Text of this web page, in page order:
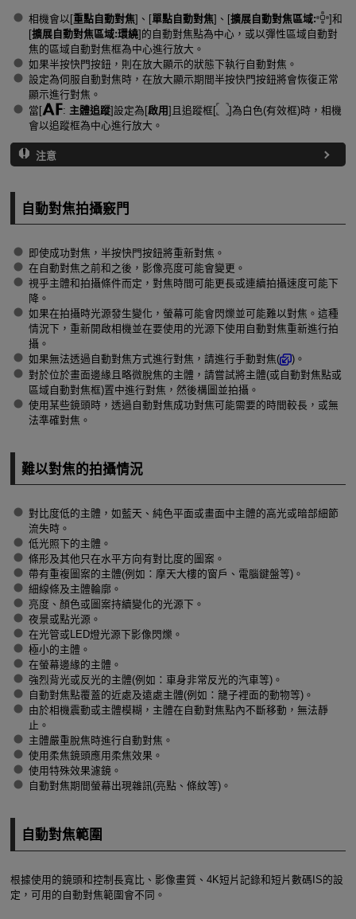
相機會以[重點自動對焦]、[單點自動對焦]、[擴展自動對焦區域:
]和
[擴展自動對焦區域:環繞]的自動對焦點為中心，或以彈性區域自動對
焦的區域自動對焦框為中心進行放大。
如果半按快門按鈕，則在放大顯示的狀態下執行自動對焦。
設定為伺服自動對焦時，在放大顯示期間半按快門按鈕將會恢復正常
顯示進行對焦。
當[
: 主體追蹤]設定為[啟用]且追蹤框[
]為白色(有效框)時，相機
會以追蹤框為中心進行放大。
注意
自動對焦拍攝竅門
即使成功對焦，半按快門按鈕將重新對焦。
在自動對焦之前和之後，影像亮度可能會變更。
視乎主體和拍攝條件而定，對焦時間可能更長或連續拍攝速度可能下
降。
如果在拍攝時光源發生變化，螢幕可能會閃爍並可能難以對焦。這種
情況下，重新開啟相機並在要使用的光源下使用自動對焦重新進行拍
攝。
如果無法透過自動對焦方式進行對焦，請進行手動對焦(
)。
對於位於畫面邊緣且略微脫焦的主體，請嘗試將主體(或自動對焦點或
區域自動對焦框)置中進行對焦，然後構圖並拍攝。
使用某些鏡頭時，透過自動對焦成功對焦可能需要的時間較長，或無
法準確對焦。
難以對焦的拍攝情況
對比度低的主體，如藍天、純色平面或畫面中主體的高光或暗部細節
流失時。
低光照下的主體。
條形及其他只在水平方向有對比度的圖案。
帶有重複圖案的主體(例如：摩天大樓的窗戶、電腦鍵盤等)。
細線條及主體輪廓。
亮度、顏色或圖案持續變化的光源下。
夜景或點光源。
在光管或LED燈光源下影像閃爍。
極小的主體。
在螢幕邊緣的主體。
強烈背光或反光的主體(例如：車身非常反光的汽車等)。
自動對焦點覆蓋的近處及遠處主體(例如：籠子裡面的動物等)。
由於相機震動或主體模糊，主體在自動對焦點內不斷移動，無法靜
止。
主體嚴重脫焦時進行自動對焦。
使用柔焦鏡頭應用柔焦效果。
使用特殊效果濾鏡。
自動對焦期間螢幕出現雜訊(亮點、條紋等)。
自動對焦範圍
根據使用的鏡頭和控制長寬比、影像畫質、4K短片記錄和短片數碼IS的設
定，可用的自動對焦範圍會不同。